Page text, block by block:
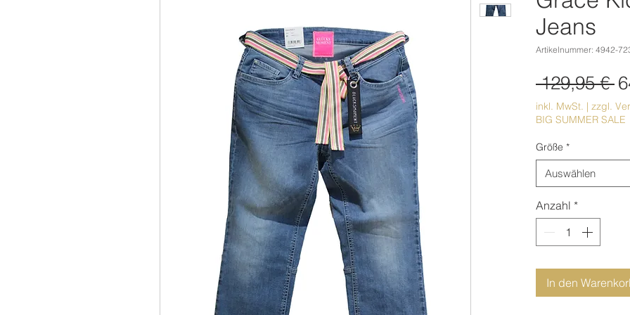
Jeans
Artikelnummer: 4942-
129,95 €
inkl. MwSt. | zzgl.
BIG SUMMER SALE
Größe *
Auswählen
Anzahl *
In den